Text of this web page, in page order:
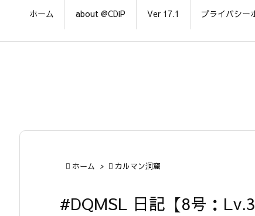
ホーム about @CDiP Ver 17.1 プライバシー
 ホーム >  カルマン洞窟
#DQMSL 日記【8号：